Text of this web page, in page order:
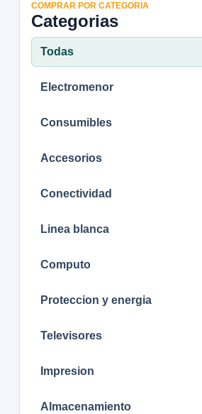
COMPRAR POR CATEGORIA
Categorias
Todas
Electromenor
Consumibles
Accesorios
Conectividad
Linea blanca
Computo
Proteccion y energia
Televisores
Impresion
Almacenamiento